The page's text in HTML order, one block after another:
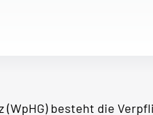
(WpHG) besteht die